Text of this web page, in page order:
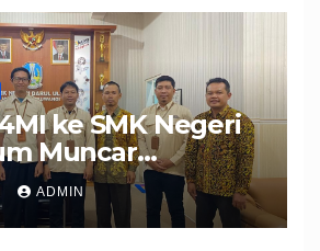
ke SMK Negeri
Muncar
Perkuat Sinergi
Perlindungan
Migran
ADMIN